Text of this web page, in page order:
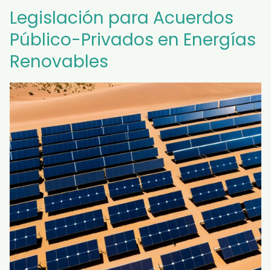
Legislación para Acuerdos
Público-Privados en Energías
Renovables